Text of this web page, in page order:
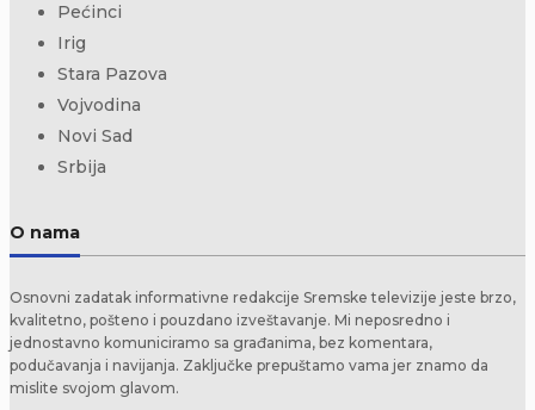
Pećinci
Irig
Stara Pazova
Vojvodina
Novi Sad
Srbija
O nama
Osnovni zadatak informativne redakcije Sremske televizije jeste brzo,
kvalitetno, pošteno i pouzdano izveštavanje. Mi neposredno i
jednostavno komuniciramo sa građanima, bez komentara,
podučavanja i navijanja. Zaključke prepuštamo vama jer znamo da
mislite svojom glavom.